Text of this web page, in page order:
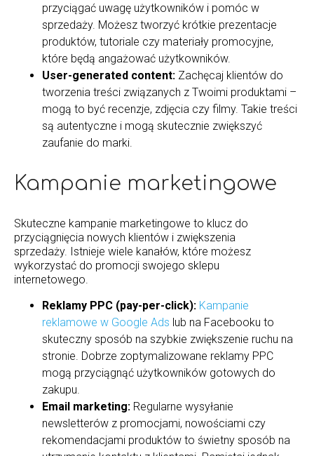
przyciągać uwagę użytkowników i pomóc w
sprzedaży. Możesz tworzyć krótkie prezentacje
produktów, tutoriale czy materiały promocyjne,
które będą angażować użytkowników.
User-generated content: Zachęcaj klientów do
tworzenia treści związanych z Twoimi produktami –
mogą to być recenzje, zdjęcia czy filmy. Takie treści
są autentyczne i mogą skutecznie zwiększyć
zaufanie do marki.
Kampanie marketingowe
Skuteczne kampanie marketingowe to klucz do
przyciągnięcia nowych klientów i zwiększenia
sprzedaży. Istnieje wiele kanałów, które możesz
wykorzystać do promocji swojego sklepu
internetowego.
Reklamy PPC (pay-per-click): Kampanie
reklamowe w Google Ads lub na Facebooku to
skuteczny sposób na szybkie zwiększenie ruchu na
stronie. Dobrze zoptymalizowane reklamy PPC
mogą przyciągnąć użytkowników gotowych do
zakupu.
Email marketing: Regularne wysyłanie
newsletterów z promocjami, nowościami czy
rekomendacjami produktów to świetny sposób na